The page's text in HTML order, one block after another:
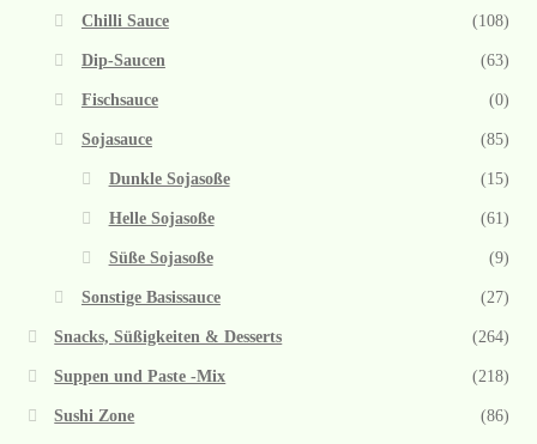
Chilli Sauce (108)
Dip-Saucen (63)
Fischsauce (0)
Sojasauce (85)
Dunkle Sojasoße (15)
Helle Sojasoße (61)
Süße Sojasoße (9)
Sonstige Basissauce (27)
Snacks, Süßigkeiten & Desserts (264)
Suppen und Paste -Mix (218)
Sushi Zone (86)